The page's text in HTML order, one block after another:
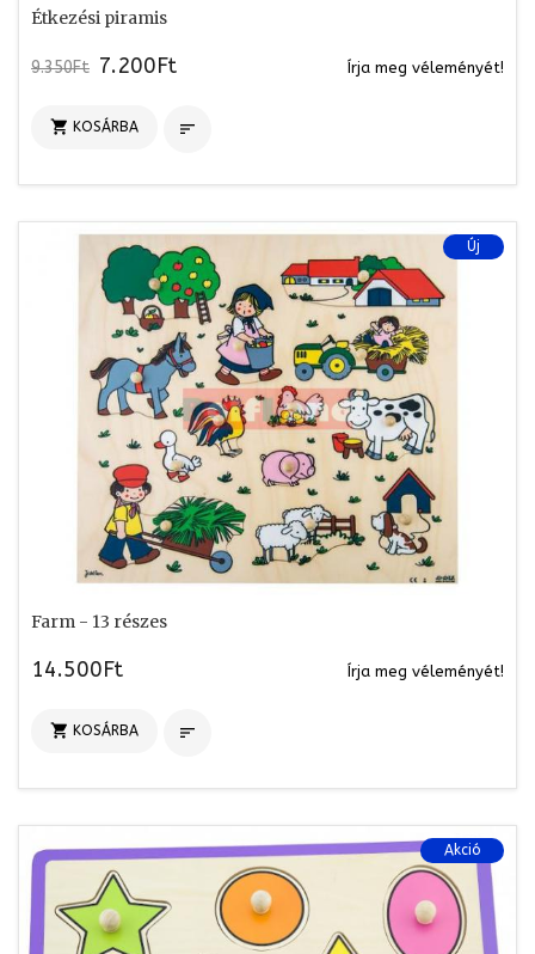
Étkezési piramis
9.350Ft 7.200Ft Írja meg véleményét!
 KOSÁRBA 
Új
Farm - 13 részes
14.500Ft Írja meg véleményét!
 KOSÁRBA 
Akció